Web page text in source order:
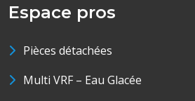
Espace pros
Pièces détachées
Multi VRF – Eau Glacée